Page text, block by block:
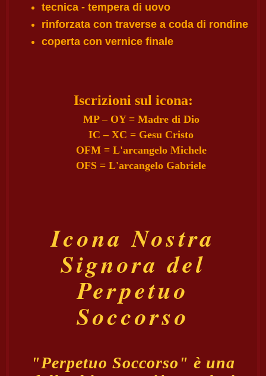
tecnica - tempera di uovo
rinforzata con traverse a coda di rondine
coperta con vernice finale
Iscrizioni sul icona:
MP – OY = Madre di Dio
IC – XC = Gesu Cristo
OFM = L'arcangelo Michele
OFS = L'arcangelo Gabriele
Icona Nostra
Signora del
Perpetuo
Soccorso
"Perpetuo Soccorso" è una